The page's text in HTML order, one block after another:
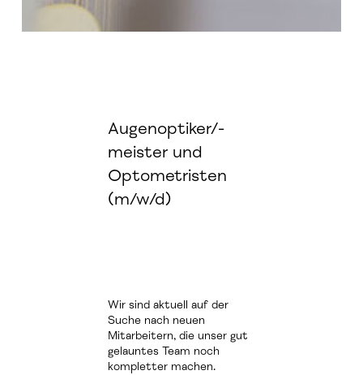
Augenoptiker/-
meister und
Optometristen
(m/w/d)
Wir sind aktuell auf der
Suche nach neuen
Mitarbeitern, die unser gut
gelauntes Team noch
kompletter machen.